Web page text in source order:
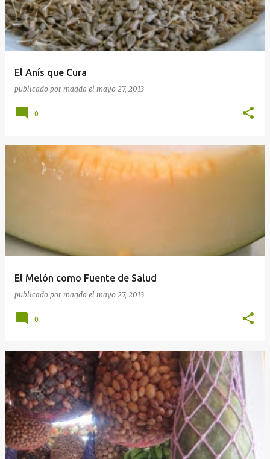
El Anís que Cura
publicado por magda el mayo 27, 2013
0
El Melón como Fuente de Salud
publicado por magda el mayo 27, 2013
0